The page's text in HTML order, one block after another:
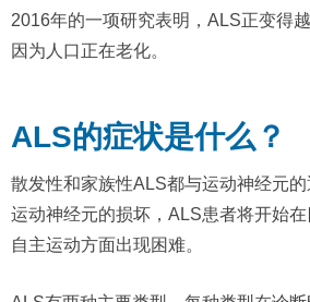
2016年的一项研究表明，ALS正变得
因为人口正在老化。
ALS的症状是什么？
散发性和家族性ALS都与运动神经元
运动神经元的损坏，ALS患者将开始
自主运动方面出现困难。